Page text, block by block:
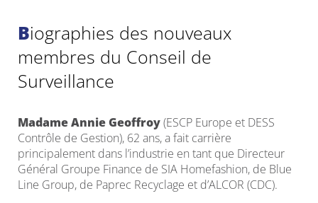
Biographies des nouveaux
membres du Conseil de
Surveillance
Madame Annie Geoffroy(ESCP Europe et DESS
Contrôle de Gestion), 62 ans, a fait carrière
principalement dans l’industrie en tant que Directeur
Général Groupe Finance de SIA Homefashion, de Blue
Line Group, de Paprec Recyclage et d’ALCOR (CDC).